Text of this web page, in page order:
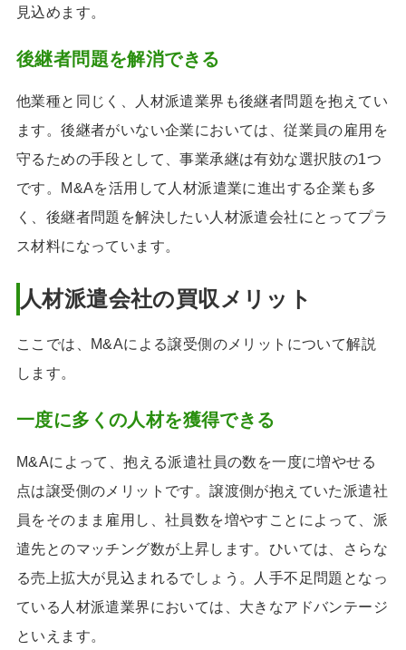
見込めます。
後継者問題を解消できる
他業種と同じく、人材派遣業界も後継者問題を抱えてい
ます。後継者がいない企業においては、従業員の雇用を
守るための手段として、事業承継は有効な選択肢の1つ
です。M&Aを活用して人材派遣業に進出する企業も多
く、後継者問題を解決したい人材派遣会社にとってプラ
ス材料になっています。
人材派遣会社の買収メリット
ここでは、M&Aによる譲受側のメリットについて解説
します。
一度に多くの人材を獲得できる
M&Aによって、抱える派遣社員の数を一度に増やせる
点は譲受側のメリットです。譲渡側が抱えていた派遣社
員をそのまま雇用し、社員数を増やすことによって、派
遣先とのマッチング数が上昇します。ひいては、さらな
る売上拡大が見込まれるでしょう。人手不足問題となっ
ている人材派遣業界においては、大きなアドバンテージ
といえます。